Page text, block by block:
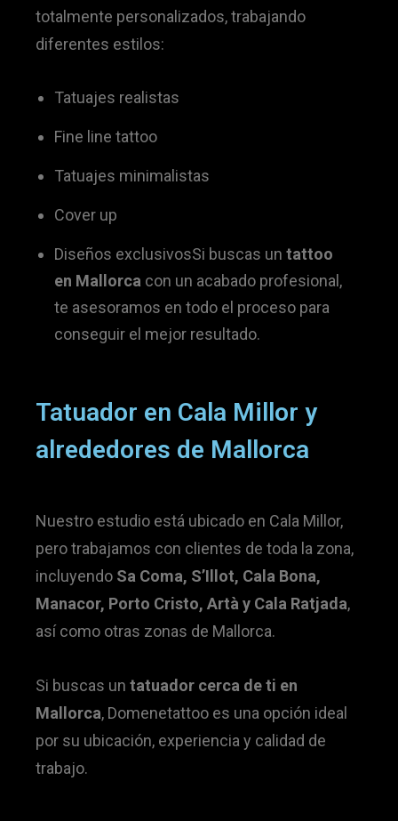
totalmente personalizados, trabajando
diferentes estilos:
Tatuajes realistas
Fine line tattoo
Tatuajes minimalistas
Cover up
Diseños exclusivosSi buscas un tattoo
en Mallorca con un acabado profesional,
te asesoramos en todo el proceso para
conseguir el mejor resultado.
Tatuador en Cala Millor y
alrededores de Mallorca
Nuestro estudio está ubicado en Cala Millor,
pero trabajamos con clientes de toda la zona,
incluyendo Sa Coma, S’Illot, Cala Bona,
Manacor, Porto Cristo, Artà y Cala Ratjada,
así como otras zonas de Mallorca.
Si buscas un tatuador cerca de ti en
Mallorca, Domenetattoo es una opción ideal
por su ubicación, experiencia y calidad de
trabajo.